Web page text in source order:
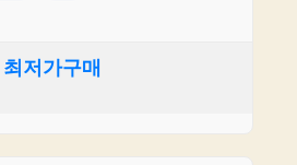
최저가구매